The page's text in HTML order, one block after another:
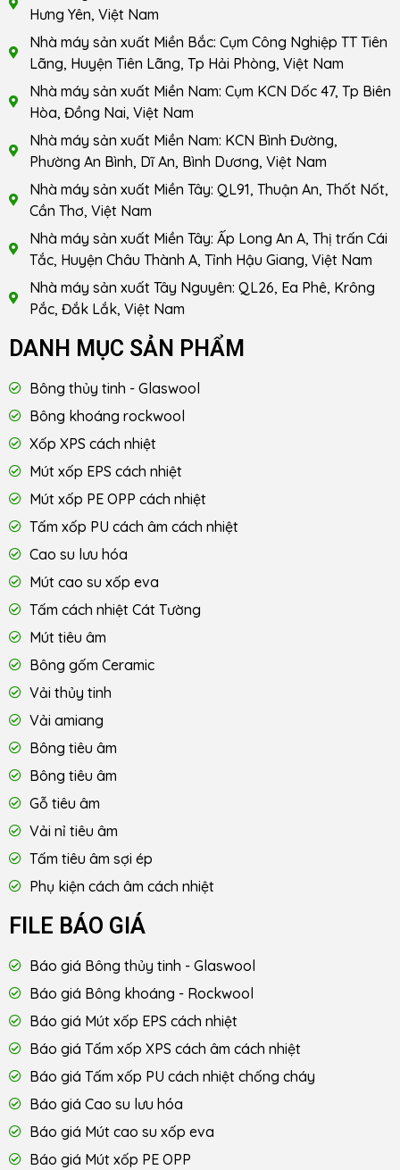
Hưng Yên, Việt Nam
Nhà máy sản xuất Miền Bắc: Cụm Công Nghiệp TT Tiên
Lãng, Huyện Tiên Lãng, Tp Hải Phòng, Việt Nam
Nhà máy sản xuất Miền Nam: Cụm KCN Dốc 47, Tp Biên
Hòa, Đồng Nai, Việt Nam
Nhà máy sản xuất Miền Nam: KCN Bình Đường,
Phường An Bình, Dĩ An, Bình Dương, Việt Nam
Nhà máy sản xuất Miền Tây: QL91, Thuận An, Thốt Nốt,
Cần Thơ, Việt Nam
Nhà máy sản xuất Miền Tây: Ấp Long An A, Thị trấn Cái
Tắc, Huyện Châu Thành A, Tỉnh Hậu Giang, Việt Nam
Nhà máy sản xuất Tây Nguyên: QL26, Ea Phê, Krông
Pắc, Đắk Lắk, Việt Nam
DANH MỤC SẢN PHẨM
Bông thủy tinh - Glaswool
Bông khoáng rockwool
Xốp XPS cách nhiệt
Mút xốp EPS cách nhiệt
Mút xốp PE OPP cách nhiệt
Tấm xốp PU cách âm cách nhiệt
Cao su lưu hóa
Mút cao su xốp eva
Tấm cách nhiệt Cát Tường
Mút tiêu âm
Bông gốm Ceramic
Vải thủy tinh
Vải amiang
Bông tiêu âm
Bông tiêu âm
Gỗ tiêu âm
Vải nỉ tiêu âm
Tấm tiêu âm sợi ép
Phụ kiện cách âm cách nhiệt
FILE BÁO GIÁ
Báo giá Bông thủy tinh - Glaswool
Báo giá Bông khoáng - Rockwool
Báo giá Mút xốp EPS cách nhiệt
Báo giá Tấm xốp XPS cách âm cách nhiệt
Báo giá Tấm xốp PU cách nhiệt chống cháy
Báo giá Cao su lưu hóa
Báo giá Mút cao su xốp eva
Báo giá Mút xốp PE OPP